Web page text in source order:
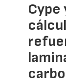
Cype